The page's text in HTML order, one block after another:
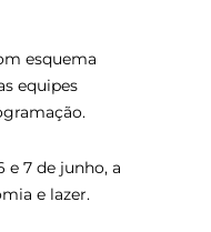
esquema
equipes
7 de junho, a
e lazer.